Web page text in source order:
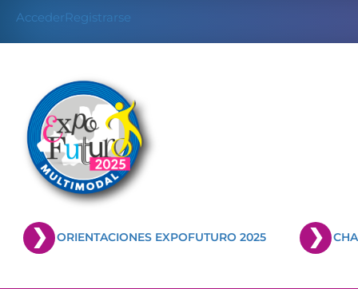
content
AccederRegistrarse
ORIENTACIONES EXPOFUTURO 2025